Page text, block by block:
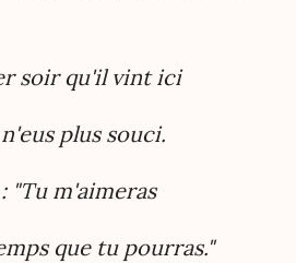
soir qu'il vint ici
plus souci.
"Tu m'aimeras
que tu pourras."